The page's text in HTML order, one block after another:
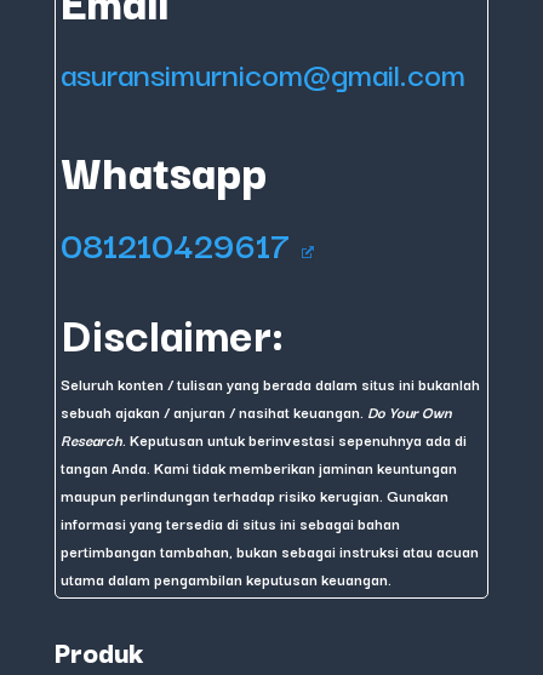
asuransimurnicom@gmail.com
Whatsapp
081210429617
Disclaimer:
Seluruh konten / tulisan yang berada dalam situs ini bukanlah
sebuah ajakan / anjuran / nasihat keuangan. Do Your Own
Research . Keputusan untuk berinvestasi sepenuhnya ada di
tangan Anda. Kami tidak memberikan jaminan keuntungan
maupun perlindungan terhadap risiko kerugian. Gunakan
informasi yang tersedia di situs ini sebagai bahan
pertimbangan tambahan, bukan sebagai instruksi atau acuan
utama dalam pengambilan keputusan keuangan.
Produk